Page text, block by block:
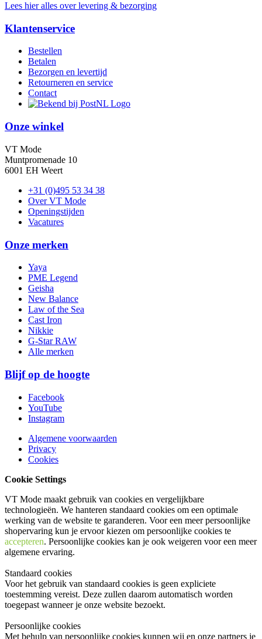
Lees hier alles over levering & bezorging
Klantenservice
Bestellen
Betalen
Bezorgen en levertijd
Retourneren en service
Contact
Onze winkel
VT Mode
Muntpromenade 10
6001 EH Weert
+31 (0)495 53 34 38
Over VT Mode
Openingstijden
Vacatures
Onze merken
Yaya
PME Legend
Geisha
New Balance
Law of the Sea
Cast Iron
Nikkie
G-Star RAW
Alle merken
Blijf op de hoogte
Facebook
YouTube
Instagram
Algemene voorwaarden
Privacy
Cookies
Cookie Settings
VT Mode maakt gebruik van cookies en vergelijkbare
technologieën. We hanteren standaard cookies om een optimale
werking van de website te garanderen. Voor een meer persoonlijke
shopervaring kun je ervoor kiezen om persoonlijke cookies te
accepteren. Persoonlijke cookies kan je ook weigeren voor een meer
algemene ervaring.
Standaard cookies
Voor het gebruik van standaard cookies is geen expliciete
toestemming vereist. Deze zullen daarom automatisch worden
toegepast wanneer je onze website bezoekt.
Persoonlijke cookies
Met behulp van persoonlijke cookies kunnen wij en onze partners je